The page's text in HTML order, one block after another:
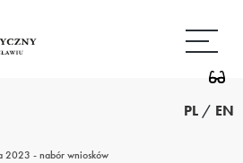
PL / EN
2023 - nabór wniosków